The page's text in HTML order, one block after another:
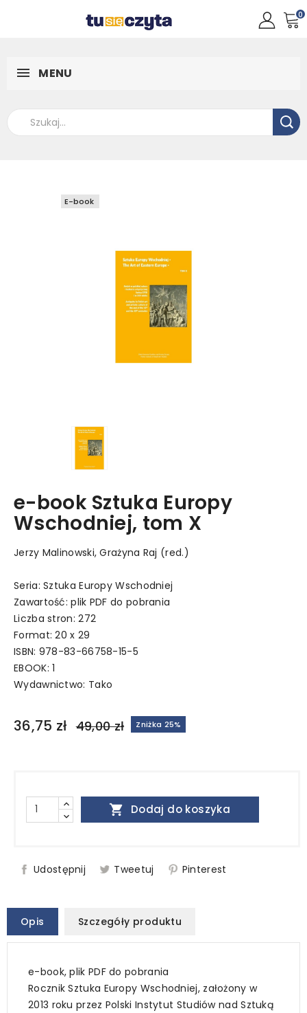
0
MENU
E-book
E-book
e-book Sztuka Europy
Wschodniej, tom X
Jerzy Malinowski, Grażyna Raj (red.)
Seria: Sztuka Europy Wschodniej
Zawartość: plik PDF do pobrania
Liczba stron: 272
Format: 20 x 29
ISBN: 978-83-66758-15-5
EBOOK: 1
Wydawnictwo: Tako
36,75 zł 49,00 zł Zniżka 25%
 Dodaj do koszyka
Udostępnij Tweetuj Pinterest
Opis Szczegóły produktu
e-book, plik PDF do pobrania
Rocznik Sztuka Europy Wschodniej, założony w
2013 roku przez Polski Instytut Studiów nad Sztuką